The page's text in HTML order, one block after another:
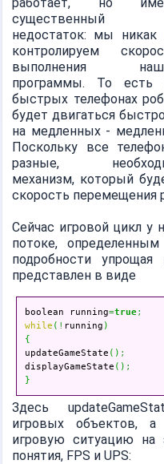
существенный
недостаток: мы никак
контролируем
выполнения
программы. То есть
быстрых телефонах
будет двигаться
на медленных -
Поскольку все
разные,
механизм, который
скорость перемещения
Сейчас игровой цикл у
потоке,
подробности
представлен в виде
boolean running=true;
while ( ! running )
{
updateGameState ( ) ;
displayGameState ( ) ;
}
Здесь
игровых объектов, а
игровую ситуацию на
понятия, FPS и UPS: